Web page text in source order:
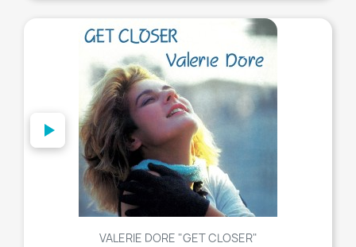
VALERIE DORE "GET CLOSER"